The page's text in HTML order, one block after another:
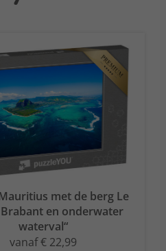
met de berg Le
en onderwater
waterval“
vanaf € 22,99